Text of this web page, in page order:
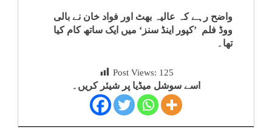
واضح رہے کہ عالیہ بھٹ اور فواد خان نے بالی
ووڈ فلم ’کپور اینڈ سنز‘ میں ایک ساتھ کام کیا
تھا۔
Post Views: 125
اسے سوشل میڈیا پر شیئر کریں۔